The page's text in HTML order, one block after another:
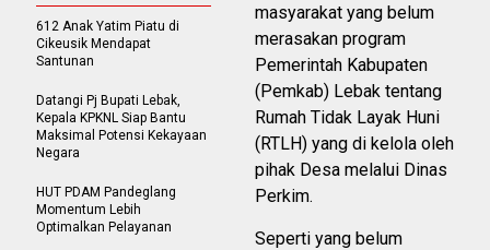
masyarakat yang belum
merasakan program
Pemerintah Kabupaten
(Pemkab) Lebak tentang
Rumah Tidak Layak Huni
(RTLH) yang di kelola oleh
pihak Desa melalui Dinas
Perkim.
Seperti yang belum
612 Anak Yatim Piatu di
Cikeusik Mendapat
Santunan
Datangi Pj Bupati Lebak,
Kepala KPKNL Siap Bantu
Maksimal Potensi Kekayaan
Negara
HUT PDAM Pandeglang
Momentum Lebih
Optimalkan Pelayanan